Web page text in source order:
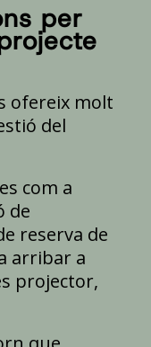
per
ofereix molt
del
com a
de
reserva de
arribar a
projector,